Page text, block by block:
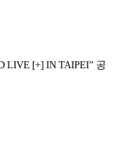
LIVE [+] IN TAIPEI” 공